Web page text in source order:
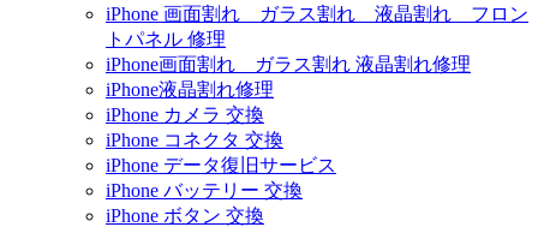
iPhone 画面割れ ガラス割れ 液晶割れ フロン
トパネル 修理
iPhone画面割れ ガラス割れ 液晶割れ修理
iPhone液晶割れ修理
iPhone カメラ 交換
iPhone コネクタ 交換
iPhone データ復旧サービス
iPhone バッテリー 交換
iPhone ボタン 交換